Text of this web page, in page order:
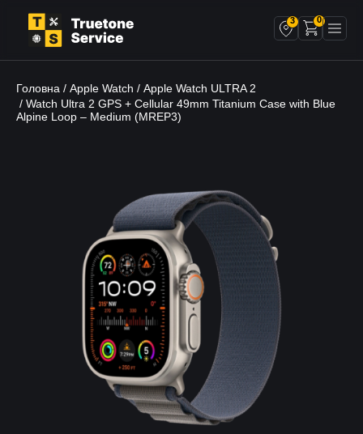
3 0
Головна / Apple Watch / Apple Watch ULTRA 2
/ Watch Ultra 2 GPS + Cellular 49mm Titanium Case with Blue
Alpine Loop – Medium (MREP3)